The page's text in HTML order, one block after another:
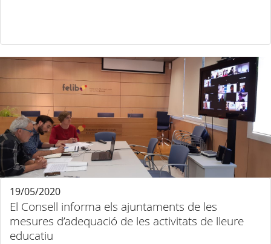
El Consell informa els ajuntaments de les
mesures d’adequació de les activitats de lleure
educatiu
19/05/2020